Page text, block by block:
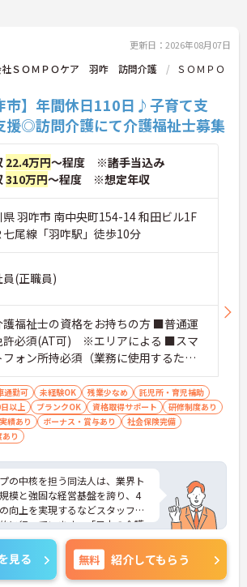
更新日：2026年08月07日
社ＳＯＭＰＯケア 羽咋 訪問介護
ＳＯＭＰＯ
市】年間休日110日♪子育て支
援◎訪問介護にて介護福祉士募集
22.4万円～程度 ※諸手当込み
310万円～程度 ※想定年収
県 羽咋市 南中央町154-14 和田ビル1F
七尾線「羽咋駅」徒歩10分
員(正職員)
福祉士の資格をお持ちの方 ■普通運
許必須(AT可) ※エリアによる ■スマ
フォン所持必須（業務に使用するた
※未経験・ブランク可
通勤可 未経験OK 残業少なめ
託児所・育児補助
以上 ブランクOK 資格取得サポート
研修制度あり
績あり
ボーナス・賞与あり
社会保険完備
り
の中核を担う同法人は、業界ト
模と強固な経営基盤を誇り、4
向上を実現するなどスタッフへ
に行っています。「日本の介護
確なパーパスのもと、最先端のI
業務効率化や、スタッフの身体
しています。また、独自の企業
的な教育体制や、国内最高水準
見る 無料 紹介してもらう